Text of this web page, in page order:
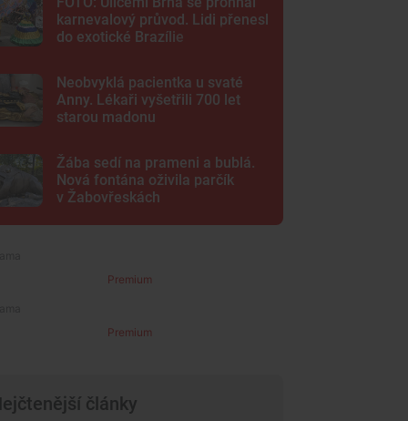
karnevalový průvod. Lidi přenesl
do exotické Brazílie
Neobvyklá pacientka u svaté
Anny. Lékaři vyšetřili 700 let
starou madonu
Žába sedí na prameni a bublá.
Nová fontána oživila parčík
v Žabovřeskách
Premium
Premium
články